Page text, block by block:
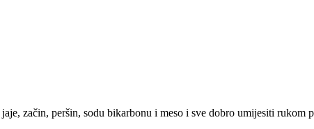
začin, peršin, sodu bikarbonu i meso i sve dobro umijesiti rukom